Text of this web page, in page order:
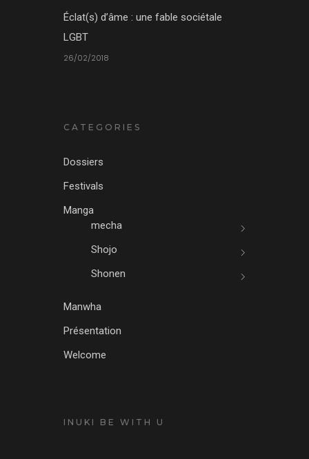
Éclat(s) d’âme : une fable sociétale
LGBT
26/02/2018
CATEGORIES
Dossiers
Festivals
Manga
mecha
Shojo
Shonen
Manwha
Présentation
Welcome
INUKI BE WITH U